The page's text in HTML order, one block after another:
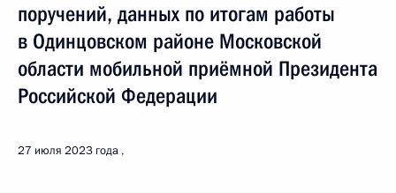
поручений, данных по итогам работы
в Одинцовском районе Московской
области мобильной приёмной Президента
Российской Федерации
27 июля 2023 года